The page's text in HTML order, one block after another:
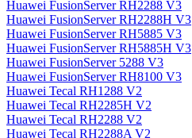
Huawei FusionServer RH2288 V3
Huawei FusionServer RH2288H V3
Huawei FusionServer RH5885 V3
Huawei FusionServer RH5885H V3
Huawei FusionServer 5288 V3
Huawei FusionServer RH8100 V3
Huawei Tecal RH1288 V2
Huawei Tecal RH2285H V2
Huawei Tecal RH2288 V2
Huawei Tecal RH2288A V2